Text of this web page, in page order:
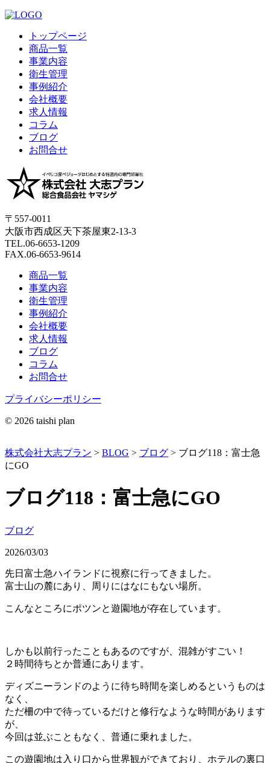
トップページ
商品一覧
事業内容
衛生管理
事例紹介
会社概要
求人情報
コラム
ブログ
お問合せ
〒557-0011
大阪市西成区天下茶屋東2-13-3
TEL.06-6653-1209
FAX.06-6653-9614
商品一覧
事業内容
衛生管理
事例紹介
会社概要
求人情報
ブログ
コラム
お問合せ
プライバシーポリシー
© 2026 taishi plan
株式会社大志プラン > BLOG > ブログ > ブログ118：富士急
にGO
ブログ118：富士急にGO
ブログ
2026/03/03
先日富士急ハイランドに視察に行ってきました。
富士山の麓にあり、周りにはなにもない場所。
こんなところにポツンと遊園地が存在しています。
しかも以前行ったこともあるのですが、混雑がすごい！
２時間待ちとか普通にあります。
ディズニーランドのように待ち時間を楽しめるというものは
なく、
ただ柵の中で待っているだけと修行なような時間があります
が、
今回は並ぶこともなく、普通に乗れました。
この遊園地は入り口から世界観ができており、ホテルの裏口